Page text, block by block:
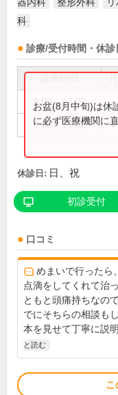
科
診療/受付時間・休診
9:00～13:00
9:00～18:00 ●
お盆(8月中旬)は休
に必ず医療機関に
休診日: 日、祝
初診受付
口コミ
めまいで行ったら
点滴をしてくれて治
ともと頭痛持ちなの
でにそちらの相談もし
本を見せて丁寧に説明
と読む
こ